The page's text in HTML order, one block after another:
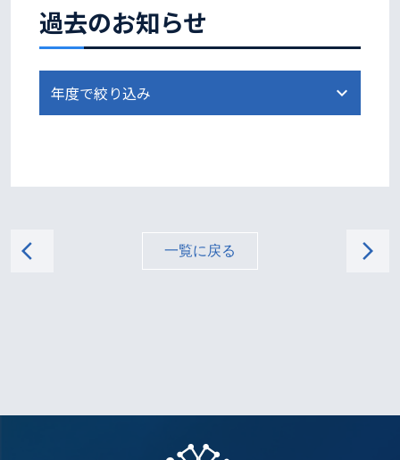
過去のお知らせ
arrow_back_ios 一覧に戻る arrow_forward_ios